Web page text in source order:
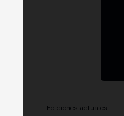
Ediciones actuales